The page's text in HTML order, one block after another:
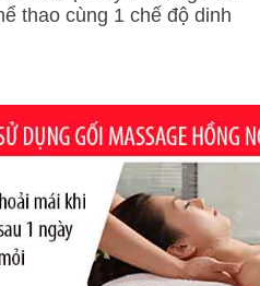
thao cùng 1 chế độ dinh